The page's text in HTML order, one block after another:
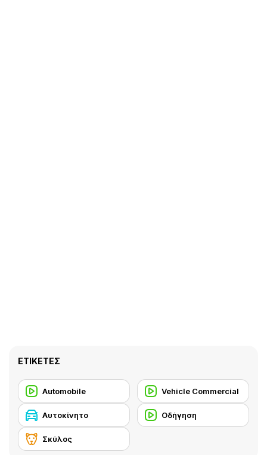
ΕΤΙΚΈΤΕΣ
Automobile Vehicle Commercial
Αυτοκίνητο Οδήγηση
Σκύλος